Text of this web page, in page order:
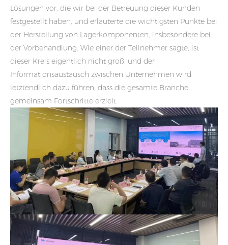
Lösungen vor, die wir bei der Betreuung dieser Kunden
festgestellt haben, und erläuterte die wichtigsten Punkte bei
der Herstellung von Lagerkomponenten, insbesondere bei
der Vorbehandlung. Wie einer der Teilnehmer sagte, ist
dieser Kreis eigentlich nicht groß, und der
Informationsaustausch zwischen Unternehmen wird
letztendlich dazu führen, dass die gesamte Branche
gemeinsam Fortschritte erzielt.